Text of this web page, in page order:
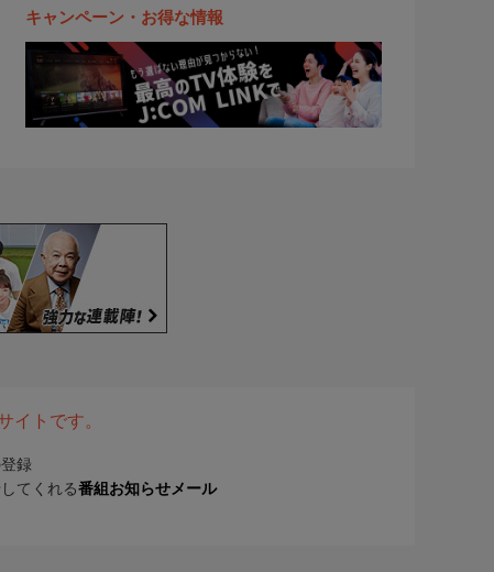
キャンペーン・お得な情報
イトです。
録
てくれる番組お知らせメール